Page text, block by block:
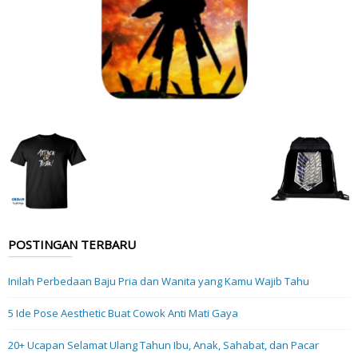
POSTINGAN TERBARU
Inilah Perbedaan Baju Pria dan Wanita yang Kamu Wajib Tahu
5 Ide Pose Aesthetic Buat Cowok Anti Mati Gaya
20+ Ucapan Selamat Ulang Tahun Ibu, Anak, Sahabat, dan Pacar